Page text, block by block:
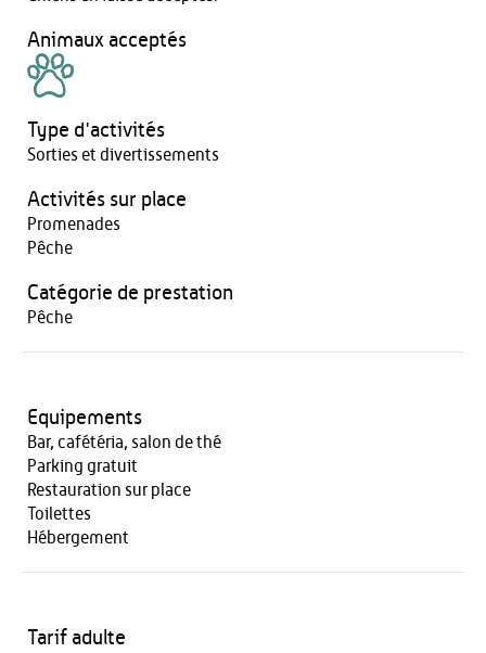
Animaux acceptés
Type d'activités
Sorties et divertissements
Activités sur place
Promenades
Pêche
Catégorie de prestation
Pêche
Equipements
Bar, cafétéria, salon de thé
Parking gratuit
Restauration sur place
Toilettes
Hébergement
Tarif adulte